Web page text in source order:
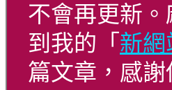
不會再更新
到我的「 新網
篇文章，感謝